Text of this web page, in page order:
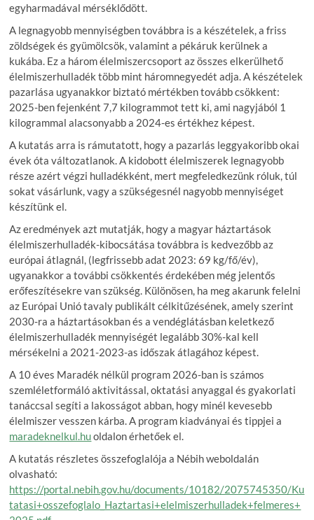
egyharmadával mérséklődött.
A legnagyobb mennyiségben továbbra is a készételek, a friss
zöldségek és gyümölcsök, valamint a pékáruk kerülnek a
kukába. Ez a három élelmiszercsoport az összes elkerülhető
élelmiszerhulladék több mint háromnegyedét adja. A készételek
pazarlása ugyanakkor biztató mértékben tovább csökkent:
2025-ben fejenként 7,7 kilogrammot tett ki, ami nagyjából 1
kilogrammal alacsonyabb a 2024-es értékhez képest.
A kutatás arra is rámutatott, hogy a pazarlás leggyakoribb okai
évek óta változatlanok. A kidobott élelmiszerek legnagyobb
része azért végzi hulladékként, mert megfeledkezünk róluk, túl
sokat vásárlunk, vagy a szükségesnél nagyobb mennyiséget
készítünk el.
Az eredmények azt mutatják, hogy a magyar háztartások
élelmiszerhulladék-kibocsátása továbbra is kedvezőbb az
európai átlagnál, (legfrissebb adat 2023: 69 kg/fő/év),
ugyanakkor a további csökkentés érdekében még jelentős
erőfeszítésekre van szükség. Különösen, ha meg akarunk felelni
az Európai Unió tavaly publikált célkitűzésének, amely szerint
2030-ra a háztartásokban és a vendéglátásban keletkező
élelmiszerhulladék mennyiségét legalább 30%-kal kell
mérsékelni a 2021-2023-as időszak átlagához képest.
A 10 éves Maradék nélkül program 2026-ban is számos
szemléletformáló aktivitással, oktatási anyaggal és gyakorlati
tanáccsal segíti a lakosságot abban, hogy minél kevesebb
élelmiszer vesszen kárba. A program kiadványai és tippjei a
maradeknelkul.huoldalon érhetőek el.
A kutatás részletes összefoglalója a Nébih weboldalán
olvasható:
https://portal.nebih.gov.hu/documents/10182/2075745350/Ku
tatasi+osszefoglalo_Haztartasi+elelmiszerhulladek+felmeres+